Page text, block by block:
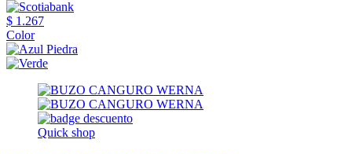
$ 1.267
Color
Quick shop